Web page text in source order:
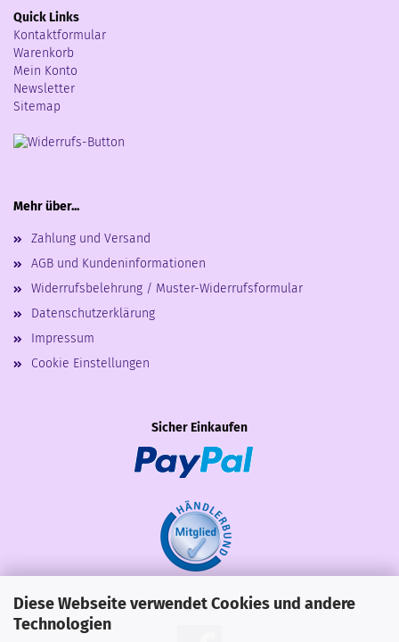
Diese Webseite verwendet Cookies und andere
Technologien
Quick Links
Kontaktformular
Warenkorb
Mein Konto
Newsletter
Sitemap
Mehr über...
Zahlung und Versand
AGB und Kundeninformationen
Widerrufsbelehrung / Muster-Widerrufsformular
Datenschutzerklärung
Impressum
Cookie Einstellungen
Sicher Einkaufen
Share